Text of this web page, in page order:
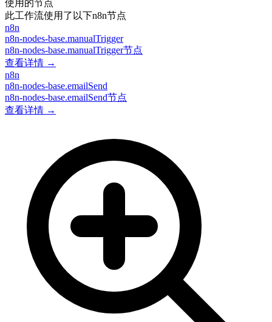
使用的节点
此工作流使用了以下n8n节点
n8n
n8n-nodes-base.manualTrigger
n8n-nodes-base.manualTrigger节点
查看详情 →
n8n
n8n-nodes-base.emailSend
n8n-nodes-base.emailSend节点
查看详情 →